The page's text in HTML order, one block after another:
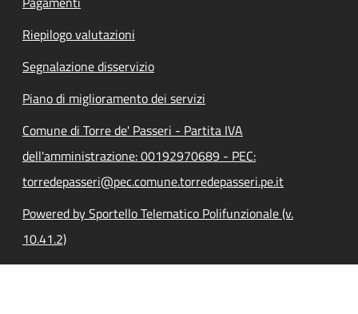
Riepilogo valutazioni
Segnalazione disservizio
Piano di miglioramento dei servizi
Comune di Torre de' Passeri - Partita IVA
dell'amministrazione: 00192970689 - PEC:
torredepasseri@pec.comune.torredepasseri.pe.it
Powered by Sportello Telematico Polifunzionale (v.
10.41.2)